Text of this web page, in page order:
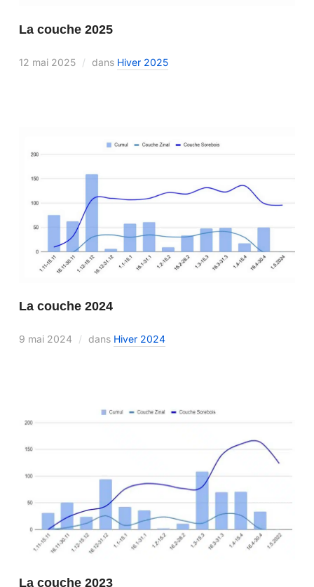
La couche 2025
12 mai 2025 dans Hiver 2025
La couche 2024
9 mai 2024 dans Hiver 2024
La couche 2023